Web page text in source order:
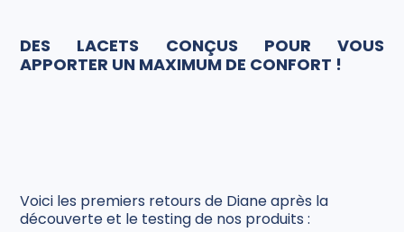
DES LACETS CONÇUS POUR VOUS
APPORTER UN MAXIMUM DE CONFORT !
Voici les premiers retours de Diane après la
découverte et le testing de nos produits :